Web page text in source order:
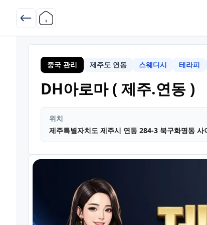
중국 관리 제주도 연동 스웨디시 테라피
DH아로마 ( 제주.연동 )
위치